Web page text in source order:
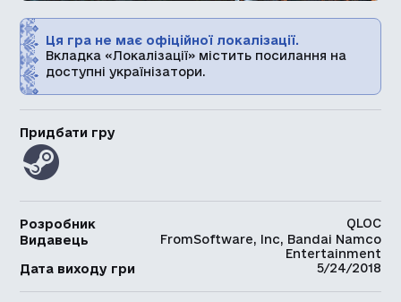
Ця гра не має офіційної локалізації.
Вкладка «Локалізації» містить посилання на
доступні українізатори.
Придбати гру
Розробник
QLOC
Видавець
FromSoftware, Inc, Bandai Namco
Entertainment
Дата виходу гри
5/24/2018